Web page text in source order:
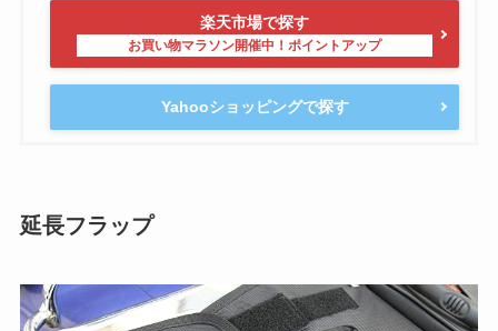
楽天市場で探す
Yahooショッピングで探す
延長フラップ